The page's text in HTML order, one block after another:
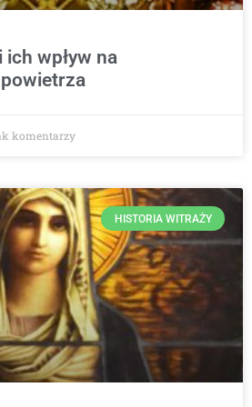
ich wpływ na
komentarzy
HISTORIA WITRAŻY